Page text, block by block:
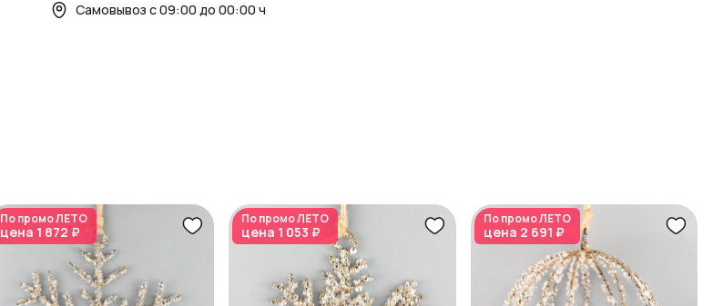
Самовывоз с 09:00 до 00:00 ч
По промоЛЕТО
цена 1 872 ₽
По промоЛЕТО
цена 1 053 ₽
По промоЛЕТО
цена 2 691 ₽